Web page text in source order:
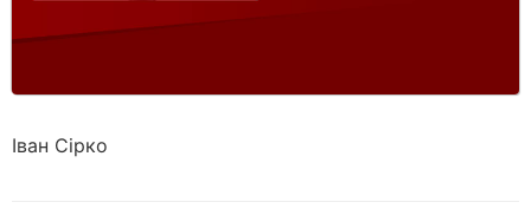
Іван Сірко